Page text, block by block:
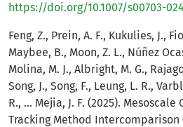
https://doi.org/10.1007/s00703-
Feng, Z., Prein, A. F., Kukulies, J.,
Maybee, B., Moon, Z. L., Núñez
Molina, M. J., Albright, M. G.,
Song, J., Song, F., Leung, L. R.,
R., … Mejia, J. F. (2025).
Tracking Method Intercomparison